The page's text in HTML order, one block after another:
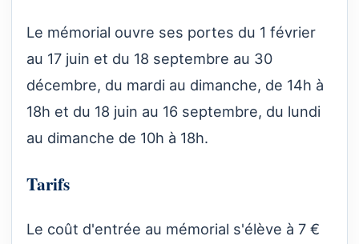
Le mémorial ouvre ses portes du 1 février
au 17 juin et du 18 septembre au 30
décembre, du mardi au dimanche, de 14h à
18h et du 18 juin au 16 septembre, du lundi
au dimanche de 10h à 18h.
Tarifs
Le coût d'entrée au mémorial s'élève à 7 €